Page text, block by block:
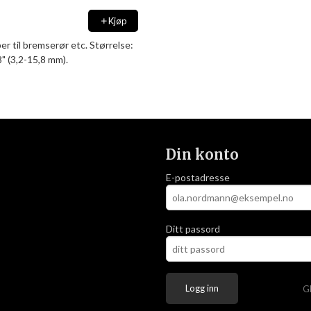
Kjøp
til bremserør etc. Størrelse:
(3,2-15,8 mm).
Din konto
E-postadresse
Ditt passord